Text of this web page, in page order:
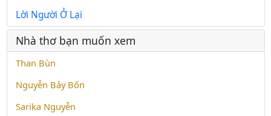
Lời Người Ở Lại
Nhà thơ bạn muốn xem
Than Bùn
Nguyễn Bảy Bốn
Sarika Nguyễn